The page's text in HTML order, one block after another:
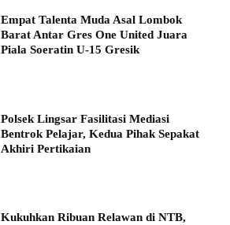
Empat Talenta Muda Asal Lombok
Barat Antar Gres One United Juara
Piala Soeratin U-15 Gresik
Polsek Lingsar Fasilitasi Mediasi
Bentrok Pelajar, Kedua Pihak Sepakat
Akhiri Pertikaian
Kukuhkan Ribuan Relawan di NTB,